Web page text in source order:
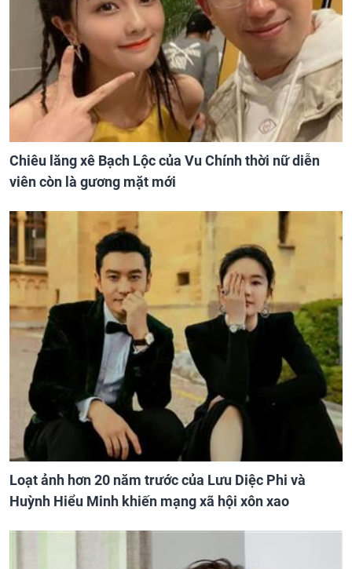
Chiêu lăng xê Bạch Lộc của Vu Chính thời nữ diễn
viên còn là gương mặt mới
Loạt ảnh hơn 20 năm trước của Lưu Diệc Phi và
Huỳnh Hiểu Minh khiến mạng xã hội xôn xao